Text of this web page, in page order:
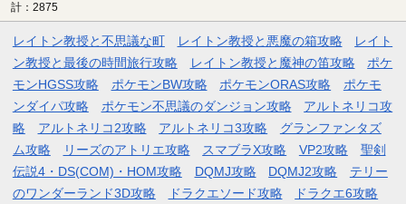
計：2875
レイトン教授と不思議な町 レイトン教授と悪魔の箱攻略
レイト
ン教授と最後の時間旅行攻略
レイトン教授と魔神の笛攻略
ポケ
モンHGSS攻略
ポケモンBW攻略 ポケモンORAS攻略
ポケモ
ンダイパ攻略
ポケモン不思議のダンジョン攻略
アルトネリコ攻
略
アルトネリコ2攻略 アルトネリコ3攻略
グランファンタズ
ム攻略
リーズのアトリエ攻略 スマブラX攻略 VP2攻略
聖剣
伝説4・DS(COM)・HOM攻略
DQMJ攻略 DQMJ2攻略
テリー
のワンダーランド3D攻略
ドラクエソード攻略 ドラクエ6攻略